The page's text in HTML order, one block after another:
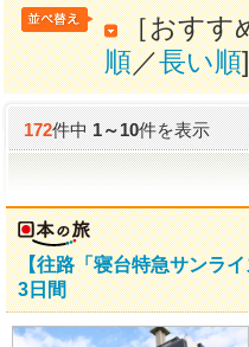
［おすす
順／長い順]
172件中1～10件を表示
【往路「寝台特急サンラ
3日間